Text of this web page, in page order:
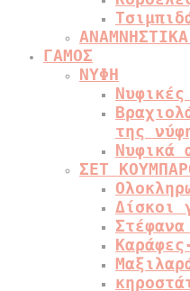
ΓΑΜΟΣ
ΝΥΦΗ
της
Νυφικά
ΣΕΤ
Δίσκοι